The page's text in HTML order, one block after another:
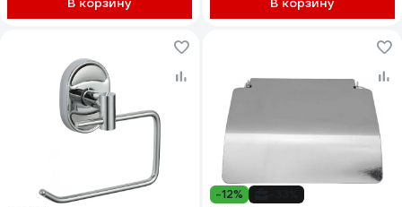
-12%